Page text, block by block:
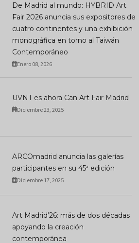
De Madrid al mundo: HYBRID Art
Fair 2026 anuncia sus expositores de
cuatro continentes y una exhibición
monográfica en torno al Taiwán
Contemporáneo
Enero 08, 2026
UVNT es ahora Can Art Fair Madrid
Diciembre 23, 2025
ARCOmadrid anuncia las galerías
participantes en su 45ª edición
Diciembre 17, 2025
Art Madrid’26: más de dos décadas
apoyando la creación
contemporánea